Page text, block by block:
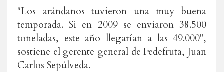
"Los arándanos tuvieron una muy buena
temporada. Si en 2009 se enviaron 38.500
toneladas, este año llegarían a las 49.000",
sostiene el gerente general de Fedefruta, Juan
Carlos Sepúlveda.